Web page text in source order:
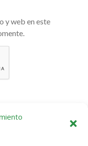
y web en este
Aprende